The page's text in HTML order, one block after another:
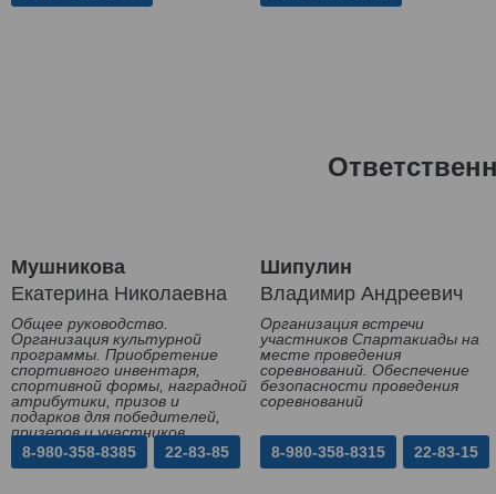
Мушникова
Екатерина Николаевна
Общее руководство.
Организация культурной
программы. Приобретение
спортивного инвентаря,
спортивной формы, наградной
атрибутики, призов и
подарков для победителей,
призеров и участников
Спартакиады
8-980-358-8385 22-83-85
Шипулин
Владимир Андреевич
Организация встречи
участников Спартакиады на
месте проведения
соревнований. Обеспечение
безопасности проведения
соревнований
8-980-358-8315 22-83-15